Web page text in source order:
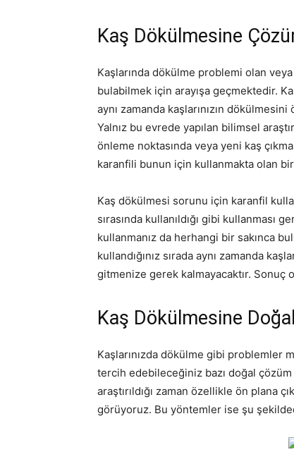
Kaş Dökülmesine
Kaşlarında dökülme problemi olan
bulabilmek için arayışa geçmektedir.
aynı zamanda kaşlarınızın
Yalnız bu evrede yapılan bilimsel
önleme noktasında veya yeni kaş
karanfili bunun için kullanmakta olan
Kaş dökülmesi sorunu için karanfil
sırasında kullanıldığı gibi
kullanmanız da herhangi bir sakınca
kullandığınız sırada aynı zamanda
gitmenize gerek kalmayacaktır.
Kaş Dökülmesine
Kaşlarınızda dökülme gibi problemler
tercih edebileceğiniz bazı doğal
araştırıldığı zaman özellikle ön plana
görüyoruz. Bu yöntemler ise şu